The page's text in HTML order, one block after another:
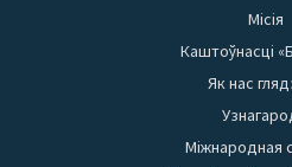
Місія
Каштоўнасці
Як нас
Міжнародная